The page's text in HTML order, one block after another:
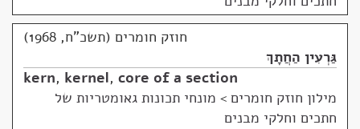
חוזק חומרים (תשכ"ח, 1968)
גַּרְעִין הַחֲתָךְ
kern, kernel, core of a section
מילון חוזק חומרים > מונחי תכונות גאומטריות של
חתכים וחלקי מבנים